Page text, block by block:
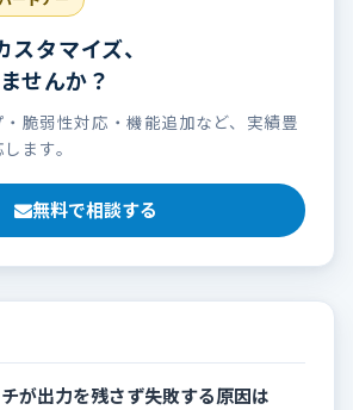
タマイズ、
せんか？
脆弱性対応・機能追加など、実績豊
ます。
無料で相談する
が出力を残さず失敗する原因は